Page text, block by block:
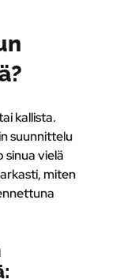
kallista.
suunnittelu
sinua vielä
miten